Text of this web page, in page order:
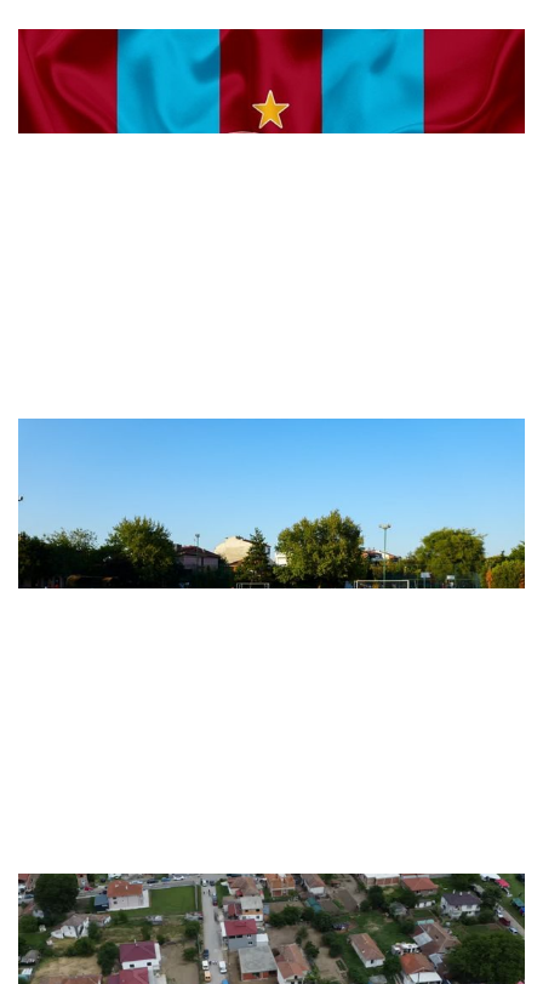
Trabzonspor’lu Salih Malkoçoğlu Al ..
Kültür - Sanat
Ruen'de bahar şenliği: Türk Karnava..